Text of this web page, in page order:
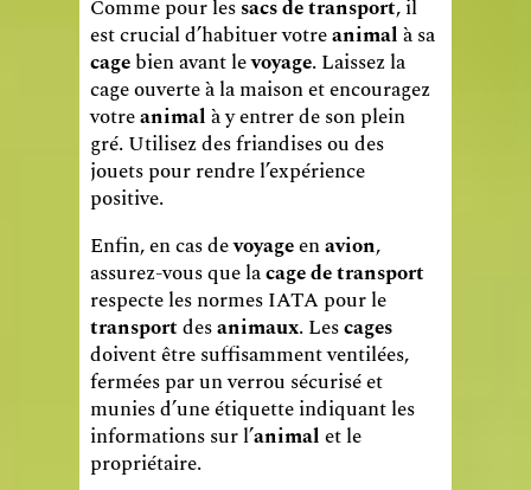
Comme pour lessacs de transport, il
est crucial d’habituer votreanimalà sa
cagebien avant levoyage. Laissez la
cage ouverte à la maison et encouragez
votreanimalà y entrer de son plein
gré. Utilisez des friandises ou des
jouets pour rendre l’expérience
positive.
Enfin, en cas devoyageenavion,
assurez-vous que lacage de transport
respecte les normes IATA pour le
transportdesanimaux. Lescages
doivent être suffisamment ventilées,
fermées par un verrou sécurisé et
munies d’une étiquette indiquant les
informations sur l’animalet le
propriétaire.